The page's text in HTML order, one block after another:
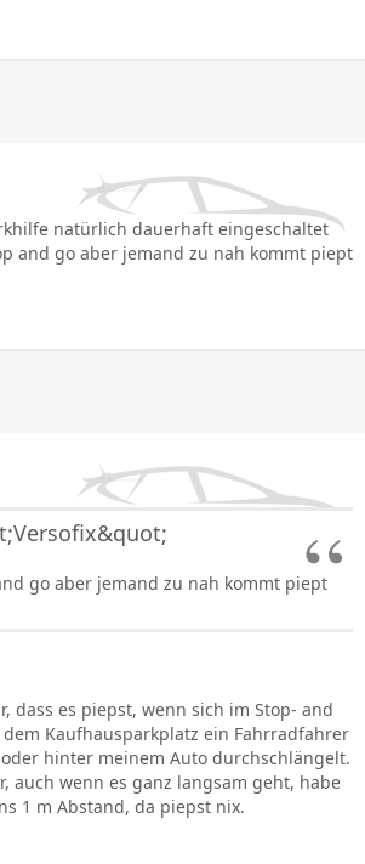
natürlich dauerhaft eingeschaltet
and go aber jemand zu nah kommt piept
go aber jemand zu nah kommt piept
dass es piepst, wenn sich im Stop- and
dem Kaufhausparkplatz ein Fahrradfahrer
hinter meinem Auto durchschlängelt.
auch wenn es ganz langsam geht, habe
1 m Abstand, da piepst nix.